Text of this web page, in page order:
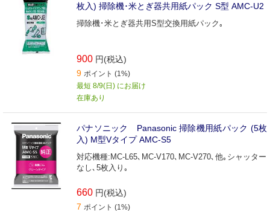
枚入) 掃除機･米とぎ器共用紙パック S型 AMC-U2
掃除機･米とぎ器共用S型交換用紙パック｡
900 円(税込)
9 ポイント (1%)
最短 8/9(日) にお届け
在庫あり
パナソニック Panasonic 掃除機用紙パック (5枚
入) M型Vタイプ AMC-S5
対応機種:MC-L65､MC-V170､MC-V270､他｡シャッター
なし､5枚入り｡
660 円(税込)
7 ポイント (1%)